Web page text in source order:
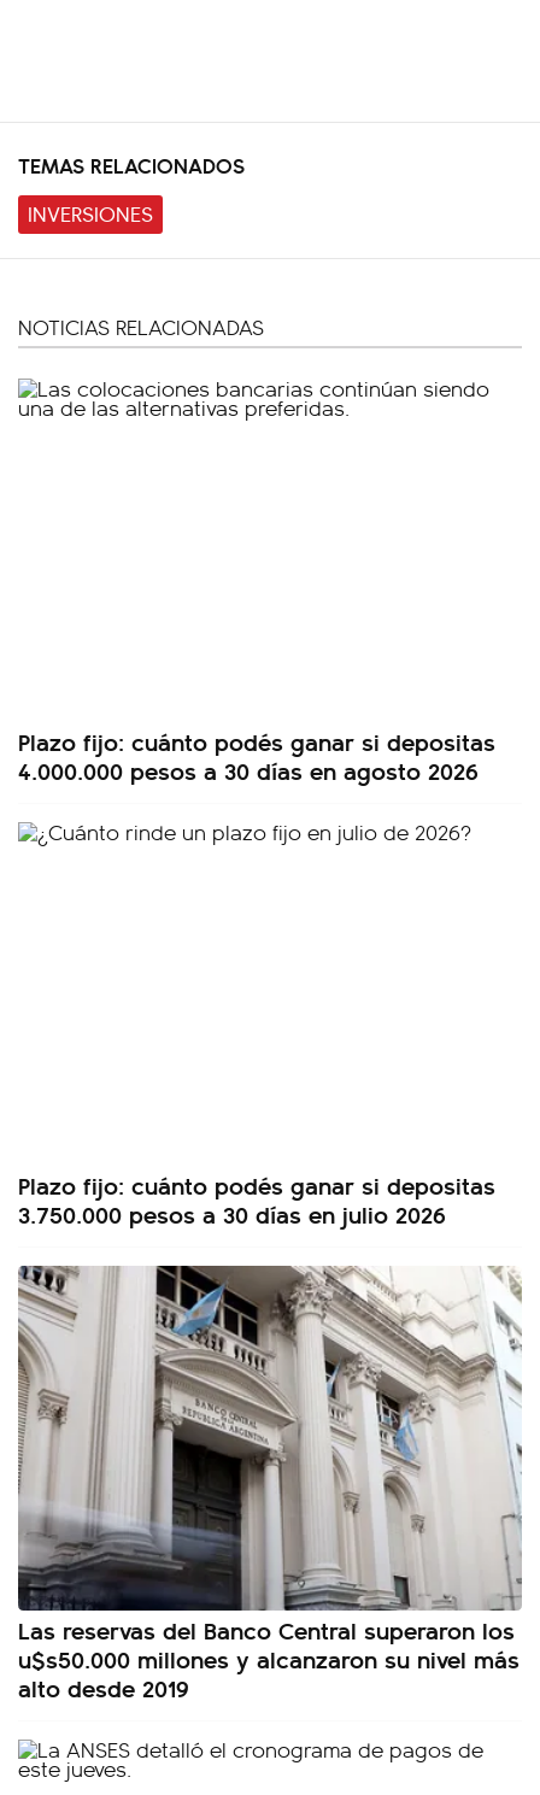
TEMAS RELACIONADOS
INVERSIONES
NOTICIAS RELACIONADAS
Plazo fijo: cuánto podés ganar si depositas
4.000.000 pesos a 30 días en agosto 2026
Plazo fijo: cuánto podés ganar si depositas
3.750.000 pesos a 30 días en julio 2026
Las reservas del Banco Central superaron los
u$s50.000 millones y alcanzaron su nivel más
alto desde 2019